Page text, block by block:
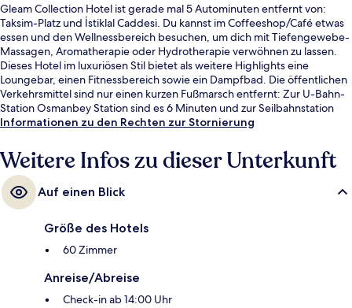
Gleam Collection Hotel ist gerade mal 5 Autominuten entfernt von:
Taksim-Platz und İstiklal Caddesi. Du kannst im Coffeeshop/Café etwas
essen und den Wellnessbereich besuchen, um dich mit Tiefengewebe-
Massagen, Aromatherapie oder Hydrotherapie verwöhnen zu lassen.
Dieses Hotel im luxuriösen Stil bietet als weitere Highlights eine
Loungebar, einen Fitnessbereich sowie ein Dampfbad. Die öffentlichen
Verkehrsmittel sind nur einen kurzen Fußmarsch entfernt: Zur U-Bahn-
Station Osmanbey Station sind es 6 Minuten und zur Seilbahnstation
Maçka 13 Minuten.
Informationen zu den Rechten zur Stornierung
Weitere Infos zu dieser Unterkunft
Auf einen Blick
Größe des Hotels
60 Zimmer
Anreise/Abreise
Check-in ab 14:00 Uhr